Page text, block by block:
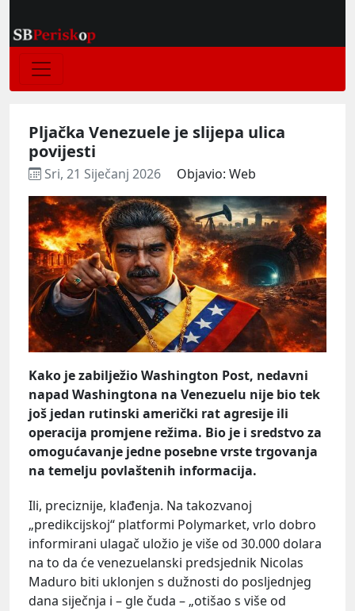
Pljačka Venezuele je slijepa ulica
povijesti
Sri, 21 Siječanj 2026 Objavio: Web
Kako je zabilježio Washington Post, nedavni
napad Washingtona na Venezuelu nije bio tek
još jedan rutinski američki rat agresije ili
operacija promjene režima. Bio je i sredstvo za
omogućavanje jedne posebne vrste trgovanja
na temelju povlaštenih informacija.
Ili, preciznije, klađenja. Na takozvanoj
„predikcijskoj“ platformi Polymarket, vrlo dobro
informirani ulagač uložio je više od 30.000 dolara
na to da će venezuelanski predsjednik Nicolas
Maduro biti uklonjen s dužnosti do posljednjeg
dana siječnja i – gle čuda – „otišao s više od